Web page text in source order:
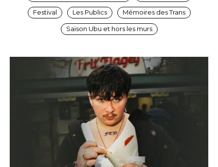
Festival Les Publics Mémoires des Trans
Saison Ubu et hors les murs